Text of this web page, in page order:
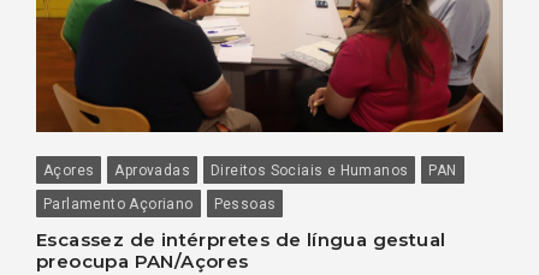
Açores Aprovadas Direitos Sociais e Humanos
PAN
Parlamento Açoriano
Pessoas
Escassez de intérpretes de língua gestual
preocupa PAN/Açores